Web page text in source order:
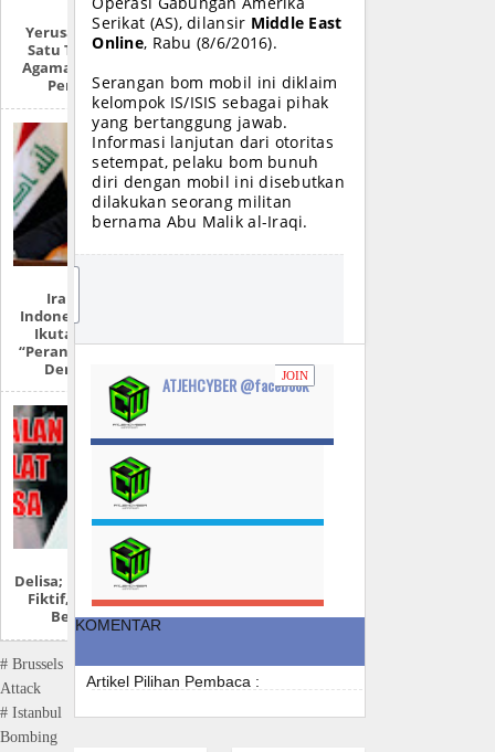
Yerusalem: “Kota
Satu Tuhan, Tiga
Agama Dan Sejuta
Pertikaian”
Iran Ancam
Indonesia Tak Ikut-
Ikutan Terlibat
“Perang Kedutaan”
Dengan Iran
Delisa; Bukan Tokoh
Fiktif, Dia Benar-
Benar Ada
# Brussels
Attack
# Istanbul
Bombing
Serikat (AS), dilansir Middle East
Online, Rabu (8/6/2016).
Serangan bom mobil ini diklaim
kelompok IS/ISIS sebagai pihak
yang bertanggung jawab.
Informasi lanjutan dari otoritas
setempat, pelaku bom bunuh
diri dengan mobil ini disebutkan
dilakukan seorang militan
bernama Abu Malik al-Iraqi.
IN
ATJEHCYBER @facebook
JOIN
KOMENTAR
Artikel Pilihan Pembaca :